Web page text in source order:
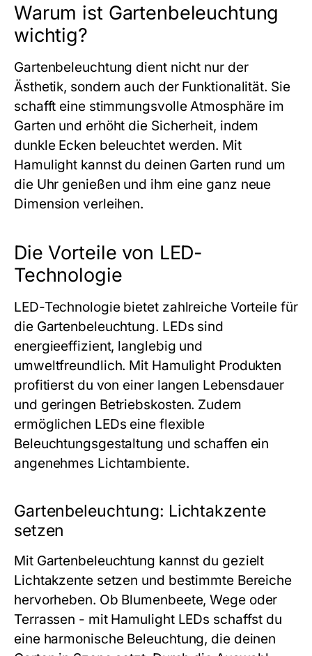
Warum ist Gartenbeleuchtung
wichtig?
Gartenbeleuchtung dient nicht nur der
Ästhetik, sondern auch der Funktionalität. Sie
schafft eine stimmungsvolle Atmosphäre im
Garten und erhöht die Sicherheit, indem
dunkle Ecken beleuchtet werden. Mit
Hamulight kannst du deinen Garten rund um
die Uhr genießen und ihm eine ganz neue
Dimension verleihen.
Die Vorteile von LED-
Technologie
LED-Technologie bietet zahlreiche Vorteile für
die Gartenbeleuchtung. LEDs sind
energieeffizient, langlebig und
umweltfreundlich. Mit Hamulight Produkten
profitierst du von einer langen Lebensdauer
und geringen Betriebskosten. Zudem
ermöglichen LEDs eine flexible
Beleuchtungsgestaltung und schaffen ein
angenehmes Lichtambiente.
Gartenbeleuchtung: Lichtakzente
setzen
Mit Gartenbeleuchtung kannst du gezielt
Lichtakzente setzen und bestimmte Bereiche
hervorheben. Ob Blumenbeete, Wege oder
Terrassen - mit Hamulight LEDs schaffst du
eine harmonische Beleuchtung, die deinen